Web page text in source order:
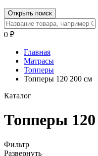
Открыть поиск
0 ₽
Главная
Матрасы
Топперы
Топперы 120 200 см
Каталог
Топперы 120
Фильтр
Развернуть